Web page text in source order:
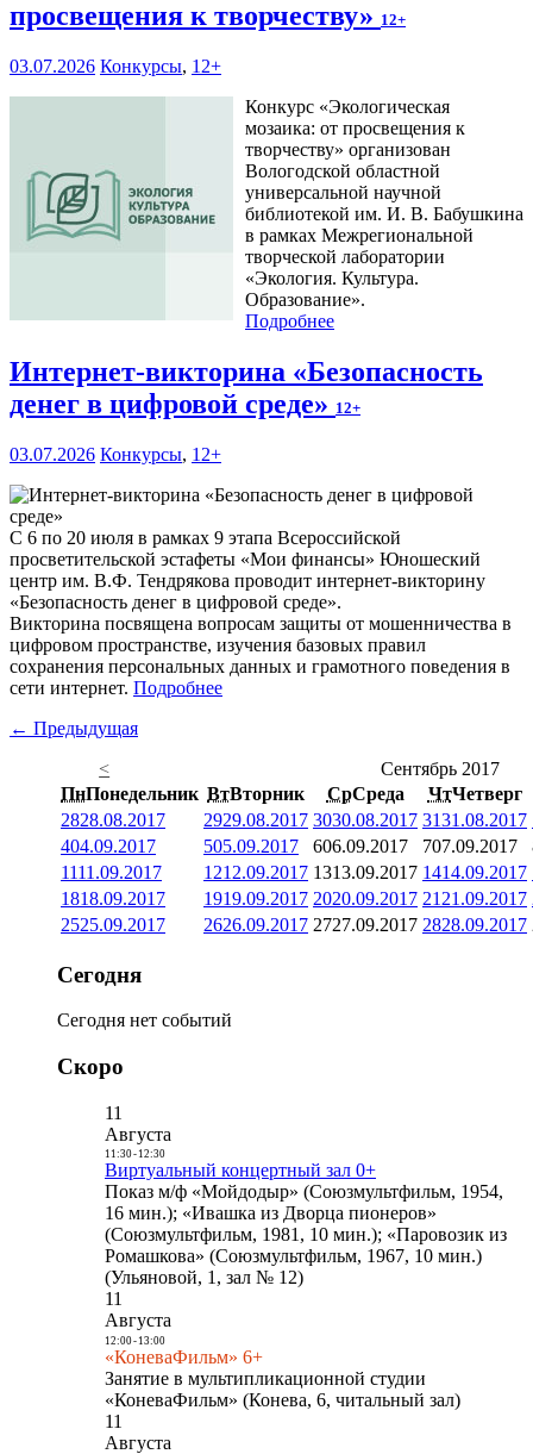
просвещения к творчеству» 12+
03.07.2026 Конкурсы, 12+
Конкурс «Экологическая
мозаика: от просвещения к
творчеству» организован
Вологодской областной
универсальной научной
библиотекой им. И. В. Бабушкина
в рамках Межрегиональной
творческой лаборатории
«Экология. Культура.
Образование».
Подробнее
Интернет-викторина «Безопасность
денег в цифровой среде» 12+
03.07.2026 Конкурсы, 12+
С 6 по 20 июля в рамках 9 этапа Всероссийской
просветительской эстафеты «Мои финансы» Юношеский
центр им. В.Ф. Тендрякова проводит интернет-викторину
«Безопасность денег в цифровой среде».
Викторина посвящена вопросам защиты от мошенничества в
цифровом пространстве, изучения базовых правил
сохранения персональных данных и грамотного поведения в
сети интернет. Подробнее
← Предыдущая
<
Сентябрь 2017
ПнПонедельник ВтВторник СрСреда ЧтЧетверг
2828.08.2017 2929.08.2017 3030.08.2017 3131.08.2017
404.09.2017 505.09.2017 606.09.2017 707.09.2017
1111.09.2017 1212.09.2017 1313.09.2017 1414.09.2017
1818.09.2017 1919.09.2017 2020.09.2017 21 21.09.2017
2525.09.2017 2626.09.2017 2727.09.2017 2828.09.2017
Сегодня
Сегодня нет событий
Скоро
11
Августа
11:30- 12:30
Виртуальный концертный зал 0+
Показ м/ф «Мойдодыр» (Союзмультфильм, 1954,
16 мин.); «Ивашка из Дворца пионеров»
(Союзмультфильм, 1981, 10 мин.); «Паровозик из
Ромашкова» (Союзмультфильм, 1967, 10 мин.)
(Ульяновой, 1, зал № 12)
11
Августа
12:00- 13:00
«КоневаФильм» 6+
Занятие в мультипликационной студии
«КоневаФильм» (Конева, 6, читальный зал)
11
Августа